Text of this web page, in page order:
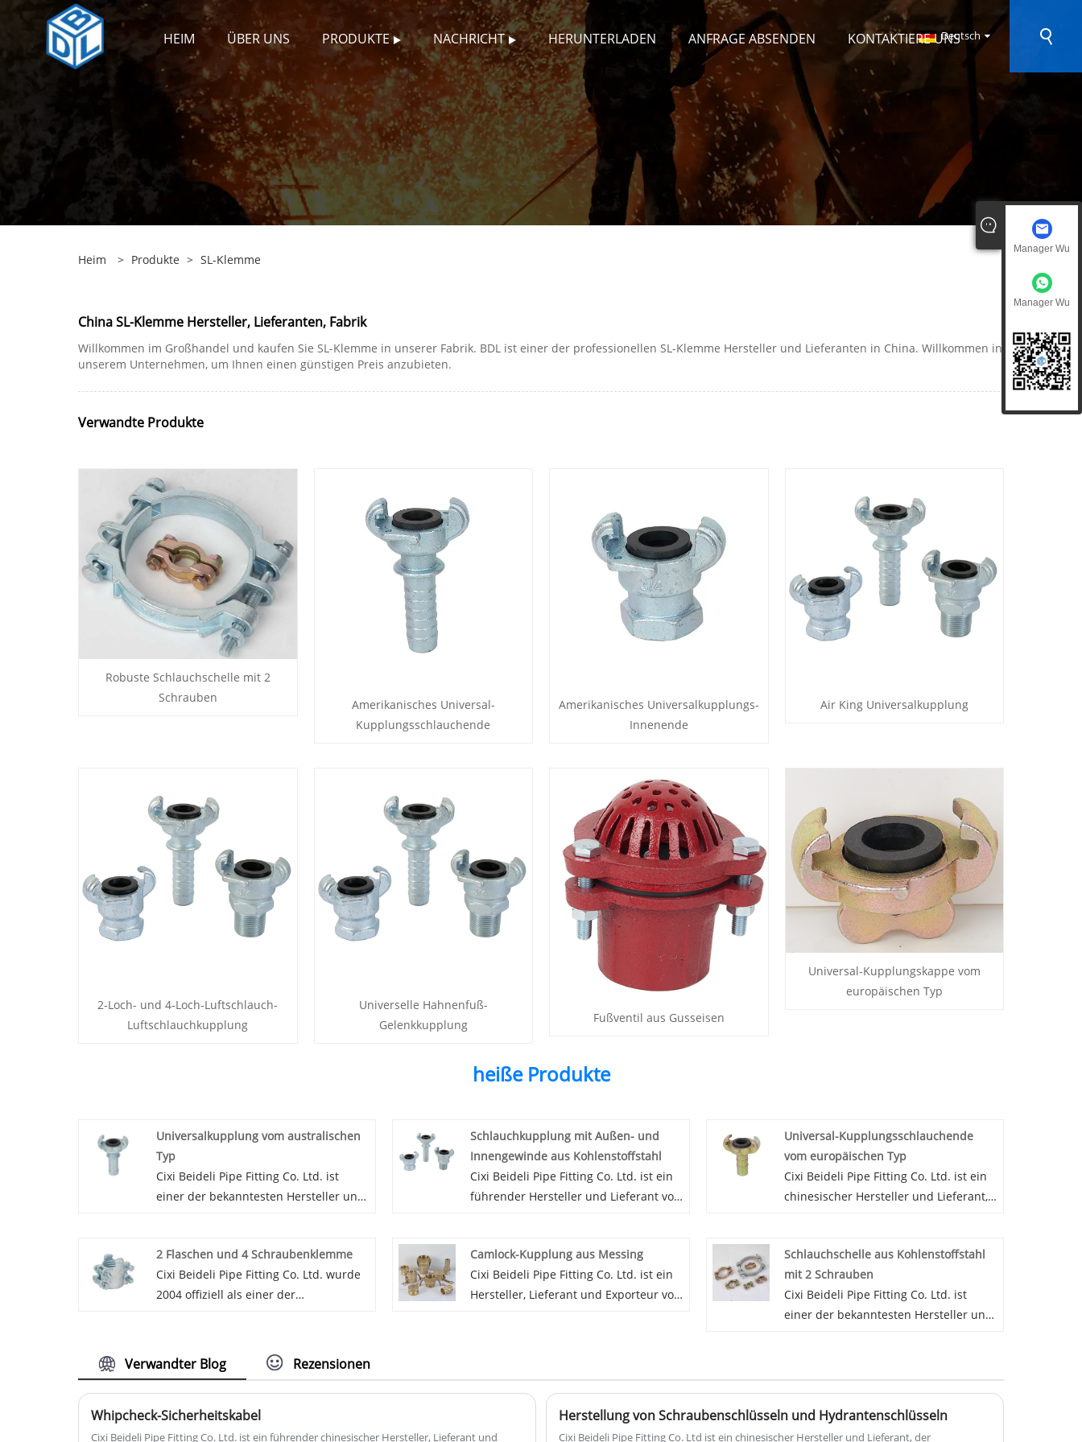
HEIM ÜBER UNS PRODUKTE NACHRICHT HERUNTERLADEN ANFRAGE ABSENDEN KONTAKTIERE UNSDeutsch
Heim > Produkte > SL-Klemme
China SL-Klemme Hersteller, Lieferanten, Fabrik
Willkommen im Großhandel und kaufen Sie SL-Klemme in unserer Fabrik. BDL ist einer der professionellen SL-Klemme Hersteller und Lieferanten in China. Willkommen in
unserem Unternehmen, um Ihnen einen günstigen Preis anzubieten.
Verwandte Produkte
Robuste Schlauchschelle mit 2
Schrauben
Amerikanisches Universal-
Kupplungsschlauchende
Amerikanisches Universalkupplungs-
Innenende
Air King Universalkupplung
2-Loch- und 4-Loch-Luftschlauch-
Luftschlauchkupplung
Universelle Hahnenfuß-
Gelenkkupplung
Fußventil aus Gusseisen
Universal-Kupplungskappe vom
europäischen Typ
heiße Produkte
Universalkupplung vom australischen
Typ
Cixi Beideli Pipe Fitting Co. Ltd. ist
einer der bekanntesten Hersteller und
Fabrik ist auf die Herstellung
amerikanischer
Universalkupplungsrohlinge
Bearbeitungsfabrik mit einer
Grundfläche von ca. 8000 m³. Cixi
Beideli Pipe Fitting Co. Ltd. befindet
sich in Cixi Zhejiang, in der Nähe des
Ningbo-Hafens und des Shanghai-
Schlauchkupplung mit Außen- und
Innengewinde aus Kohlenstoffstahl
Cixi Beideli Pipe Fitting Co. Ltd. ist ein
führender Hersteller und Lieferant von
Kohlenstoffstahl in China. Unsere
Produkte bestehen aus
Kohlenstoffstahl mit perfekter Qualität
Kohlenstoffstahl hergestellt wurden
Von vielen Kunden zufrieden. Nehmen
Sie Kontakt mit uns auf, Sie erhalten
den besten Preis.
Universal-Kupplungsschlauchende
vom europäischen Typ
Cixi Beideli Pipe Fitting Co. Ltd. ist ein
chinesischer Hersteller und Lieferant,
Universalkupplungsschläuche
herstellt. Getreu dem Streben nach
perfekter Qualität und gutem Preis
sind unsere europäischen
Sie an unserem europäischen
Universalkupplungsschlauchende
interessiert sind, können Sie sich jetzt
an uns wenden, wir werden Ihnen
2 Flaschen und 4 Schraubenklemme
Cixi Beideli Pipe Fitting Co. Ltd. wurde
2004 offiziell als einer der
einer chinesischen Fabrik für 2-Bolzen-
und 4-Bolzen-Verriegelungsklemmen
gegründet. Wir verfügen über starke
Stärke und ein umfassendes
Management. Wir handeln
Camlock-Kupplung aus Messing
Cixi Beideli Pipe Fitting Co. Ltd. ist ein
Hersteller, Lieferant und Exporteur von
die den Preis des Gewissens und des
engagierten Dienstes gewährleistet.
Schlauchschelle aus Kohlenstoffstahl
mit 2 Schrauben
Cixi Beideli Pipe Fitting Co. Ltd. ist
einer der bekanntesten Hersteller und
Herstellung von 2-Bolzen-
Schlauchklemmen aus
Kohlenstoffstahl, Universal-
Verwandter Blog Rezensionen
Whipcheck-Sicherheitskabel
Cixi Beideli Pipe Fitting Co. Ltd. ist ein führender chinesischer Hersteller, Lieferant und
Herstellung von Schraubenschlüsseln und Hydrantenschlüsseln
Cixi Beideli Pipe Fitting Co. Ltd ist ein chinesischer Hersteller und Lieferant, der
Manager Wu
Manager Wu